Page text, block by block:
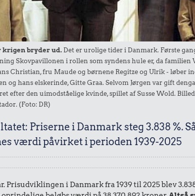
krigen bryder ud. Det er urolige tider i Danmark. Første
Skovpavillonen i rollen som syndens hule er, da familien
Christian, fru Maude og børnene Regitze og Ulrik - løber
og hans elskerinde, Gitte Graa. Selvom Jørgen var gift
efter den uimodståelige kvinde, spillet af Susse Wold.
(Foto: DR)
Priserne i Danmark steg 3.838 %.
værdi påvirket i perioden 1939-2025
Prisudviklingen i Danmark fra 1939 til 2025 blev